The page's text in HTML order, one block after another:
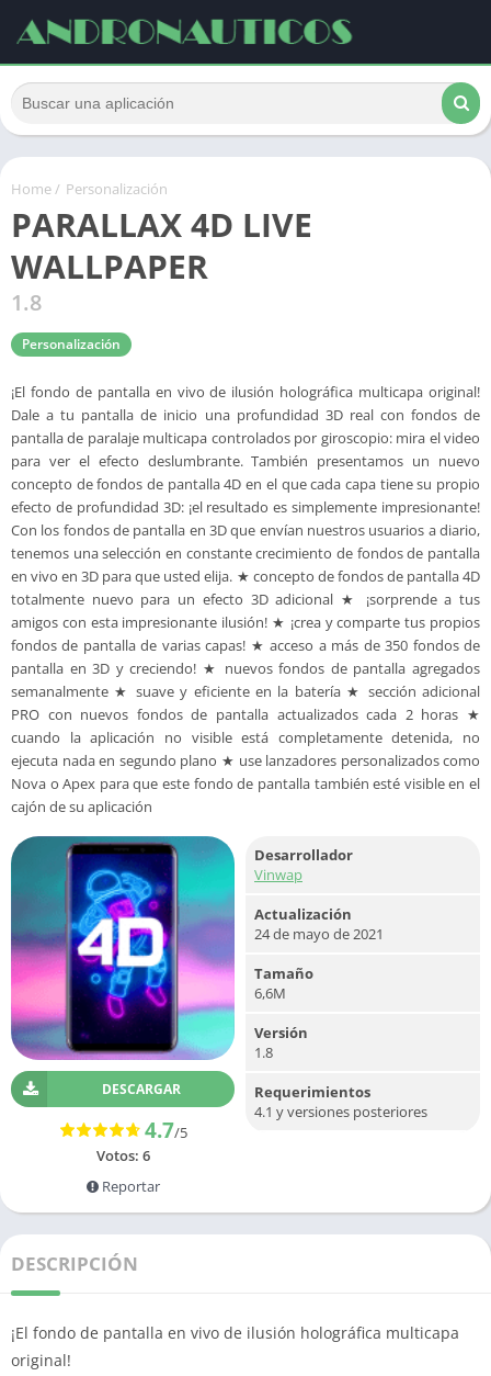
Home/ Personalización
PARALLAX 4D LIVE
WALLPAPER
1.8
Personalización
¡El fondo de pantalla en vivo de ilusión holográfica multicapa original!
Dale a tu pantalla de inicio una profundidad 3D real con fondos de
pantalla de paralaje multicapa controlados por giroscopio: mira el video
para ver el efecto deslumbrante. También presentamos un nuevo
concepto de fondos de pantalla 4D en el que cada capa tiene su propio
efecto de profundidad 3D: ¡el resultado es simplemente impresionante!
Con los fondos de pantalla en 3D que envían nuestros usuarios a diario,
tenemos una selección en constante crecimiento de fondos de pantalla
en vivo en 3D para que usted elija. ★ concepto de fondos de pantalla 4D
totalmente nuevo para un efecto 3D adicional ★ ¡sorprende a tus
amigos con esta impresionante ilusión! ★ ¡crea y comparte tus propios
fondos de pantalla de varias capas! ★ acceso a más de 350 fondos de
pantalla en 3D y creciendo! ★ nuevos fondos de pantalla agregados
semanalmente ★ suave y eficiente en la batería ★ sección adicional
PRO con nuevos fondos de pantalla actualizados cada 2 horas ★
cuando la aplicación no visible está completamente detenida, no
ejecuta nada en segundo plano ★ use lanzadores personalizados como
Nova o Apex para que este fondo de pantalla también esté visible en el
cajón de su aplicación
DESCARGAR
4.7/5
Votos: 6
Reportar
Desarrollador
Vinwap
Actualización
24 de mayo de 2021
Tamaño
6,6M
Versión
1.8
Requerimientos
4.1 y versiones posteriores
DESCRIPCIÓN
¡El fondo de pantalla en vivo de ilusión holográfica multicapa
original!